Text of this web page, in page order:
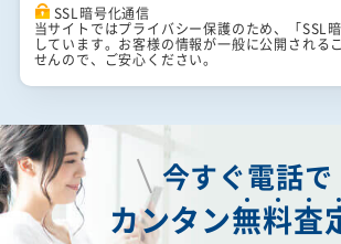
SSL暗号化通信
当サイトではプライバシー保護のため、「SSL
しています。お客様の情報が一般に公開される
せんので、ご安心ください。
今すぐ電話で
カンタン無料査